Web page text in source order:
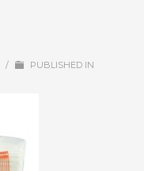
/ PUBLISHED IN